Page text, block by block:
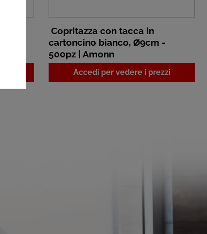
Copritazza con tacca in
cartoncino bianco, Ø9cm -
500pz | Amonn
Accedi per vedere i prezzi